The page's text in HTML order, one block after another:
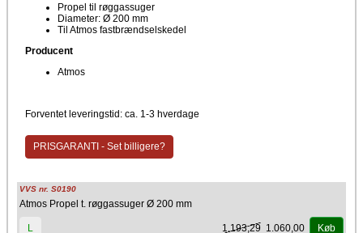
Propel til røggassuger
Diameter: Ø 200 mm
Til Atmos fastbrændselskedel
Producent
Atmos
Forventet leveringstid: ca. 1-3 hverdage
PRISGARANTI - Set billigere?
VVS nr. S0190
Atmos Propel t. røggassuger Ø 200 mm
L 1.193,29 1.060,00 Køb